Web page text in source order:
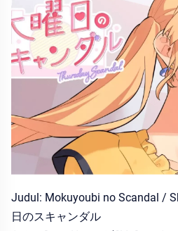
Judul: Mokuyoubi no Scandal /
日のスキャンダル